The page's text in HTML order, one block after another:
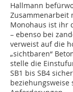
Hallmann
Zusammenarbeit
Monohaus ist ihr
– ebenso bei
verweist auf die
„sichtbaren“
stelle die
SB1 bis SB4
beziehungsweise